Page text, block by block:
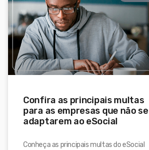
Confira as principais multas
para as empresas que não se
adaptarem ao eSocial
Conheça as principais multas do eSocial